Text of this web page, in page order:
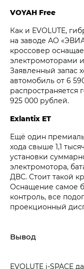
VOYAH Free
Как и EVOLUTE,
на заводе АО
кроссовер
электромоторами и
Заявленный запас
автомобиль от 6
распространяется
925 000 рублей.
Exlantix ET
Ещё один
хода свыше 1,1
установки
электромотора,
ДВС. Стоит такой
Оснащение самое
контроль, все
проекционный
Вывод
EVOLUTE i‑SPACE